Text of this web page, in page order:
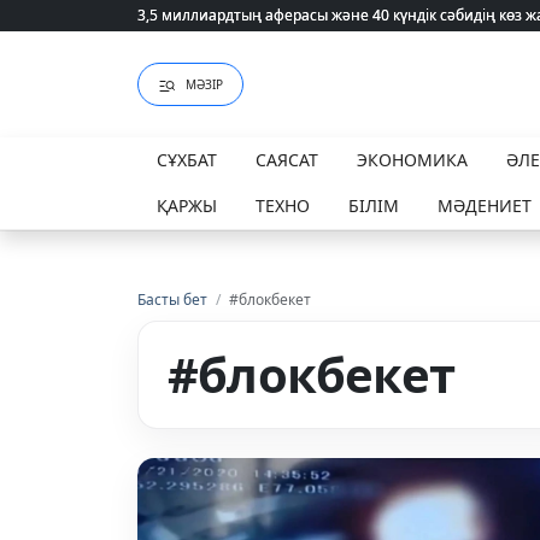
3,5 миллиардтың аферасы және 40 күндік сәбидің
3,5 миллиардтың аферасы және 40 күндік сәбидің
МӘЗІР
СҰХБАТ САЯСАТ ЭКОНОМИКА
ҚАРЖЫ
ТЕХНО БІЛІМ МӘДЕНИЕТ
Басты бет / #блокбекет
#блокбекет